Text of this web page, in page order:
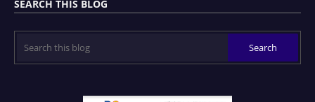
SEARCH THIS BLOG